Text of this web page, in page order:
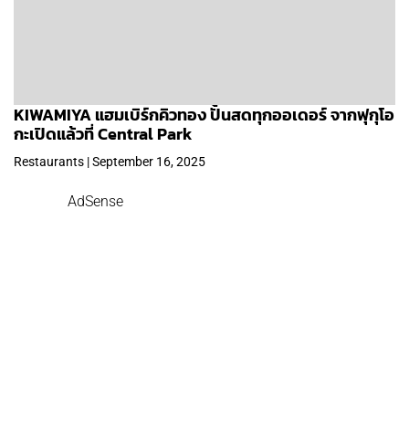
KIWAMIYA แฮมเบิร์กคิวทอง ปั้นสดทุกออเดอร์ จากฟุกุโอ
กะเปิดแล้วที่ Central Park
Restaurants | September 16, 2025
AdSense